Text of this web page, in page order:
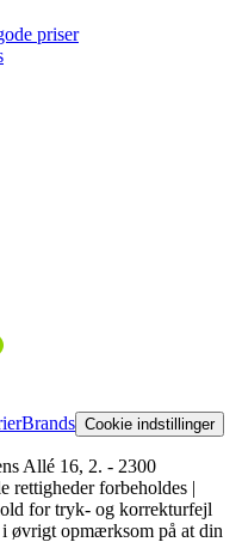
priser
Brands Cookie indstillinger
Allé 16, 2. - 2300
rettigheder forbeholdes |
for tryk- og korrekturfejl
øvrigt opmærksom på at din